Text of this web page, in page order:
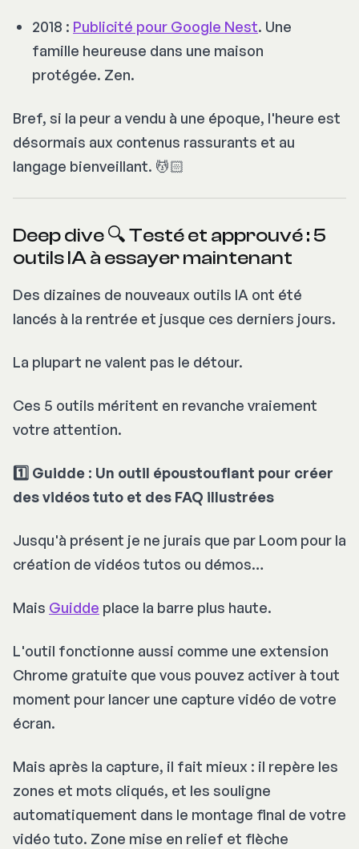
2018 : Publicité pour Google Nest. Une
famille heureuse dans une maison
protégée. Zen.
Bref, si la peur a vendu à une époque, l'heure est
désormais aux contenus rassurants et au
langage bienveillant. 💆🏻
Deep dive 🔍 Testé et approuvé : 5
outils IA à essayer maintenant
Des dizaines de nouveaux outils IA ont été
lancés à la rentrée et jusque ces derniers jours.
La plupart ne valent pas le détour.
Ces 5 outils méritent en revanche vraiement
votre attention.
1️⃣ Guidde : Un outil époustouflant pour créer
des vidéos tuto et des FAQ illustrées
Jusqu'à présent je ne jurais que par Loom pour la
création de vidéos tutos ou démos…
Mais Guidde place la barre plus haute.
L'outil fonctionne aussi comme une extension
Chrome gratuite que vous pouvez activer à tout
moment pour lancer une capture vidéo de votre
écran.
Mais après la capture, il fait mieux : il repère les
zones et mots cliqués, et les souligne
automatiquement dans le montage final de votre
vidéo tuto. Zone mise en relief et flèche